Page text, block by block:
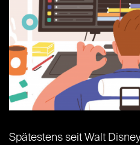
Spätestens seit Walt